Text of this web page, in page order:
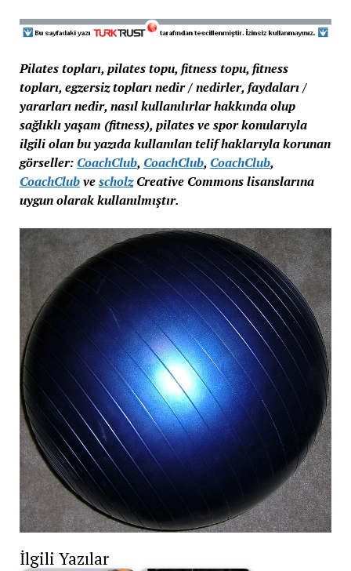
Pilates topları, pilates topu, fitness topu, fitness
topları, egzersiz topları nedir / nedirler, faydaları /
yararları nedir, nasıl kullanılırlar hakkında olup
sağlıklı yaşam (fitness), pilates ve spor konularıyla
ilgili olan bu yazıda kullanılan telif haklarıyla korunan
görseller: CoachClub, CoachClub, CoachClub,
CoachClubvescholzCreative Commons lisanslarına
uygun olarak kullanılmıştır.
İlgili Yazılar